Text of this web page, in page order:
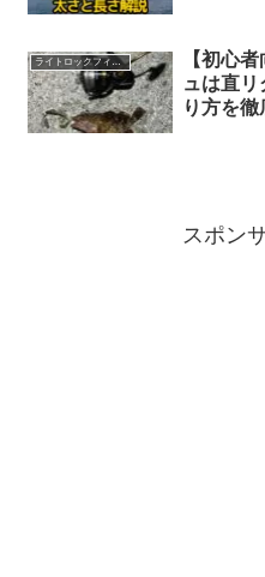
ライトロックフィッシュ
【初心
ュは直
り方を徹
スポン